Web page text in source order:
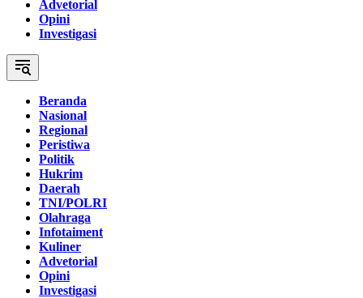
Advetorial
Opini
Investigasi
Beranda
Nasional
Regional
Peristiwa
Politik
Hukrim
Daerah
TNI/POLRI
Olahraga
Infotaiment
Kuliner
Advetorial
Opini
Investigasi